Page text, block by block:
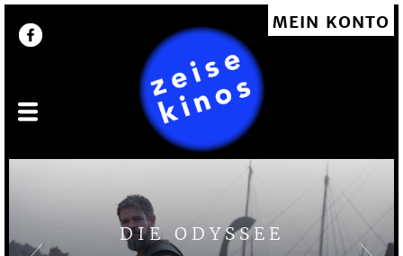
zum
Inhalt
User account menu MEIN KONTO
DIE ODYSSEE